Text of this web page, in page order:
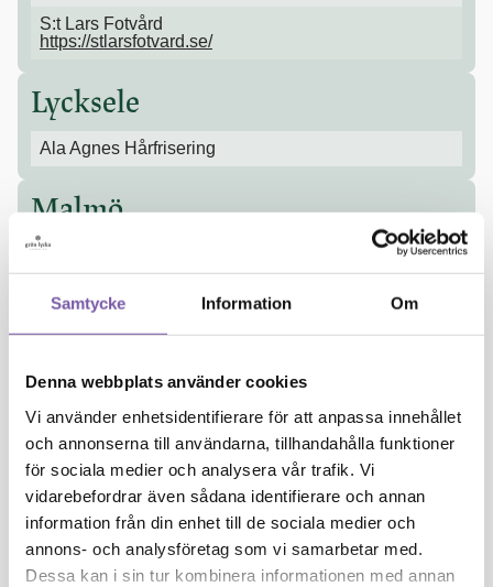
Samtycke Information Om
Denna webbplats använder cookies
Vi använder enhetsidentifierare för att anpassa innehållet
och annonserna till användarna, tillhandahålla funktioner
för sociala medier och analysera vår trafik. Vi
vidarebefordrar även sådana identifierare och annan
information från din enhet till de sociala medier och
annons- och analysföretag som vi samarbetar med.
Dessa kan i sin tur kombinera informationen med annan
S:t Lars Fotvård
https://stlarsfotvard.se/
Lycksele
Ala Agnes Hårfrisering
Malmö
Gram Malmö AB
https://www.grammalmo.se
Green & Grejerna – Fair Trade Shop
http://sasnyggt.se/
Utsidan
Scalp Studio
https://www.scalpstudio.se/
Soulharmony
Mariestad